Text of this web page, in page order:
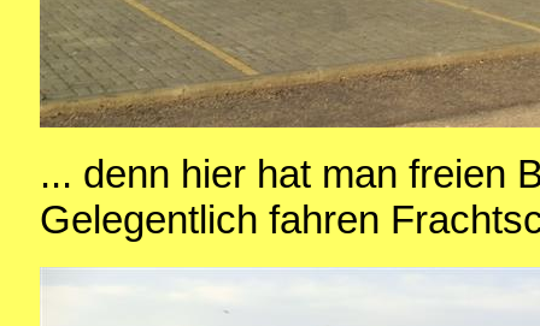
... denn hier hat man freien
Gelegentlich fahren